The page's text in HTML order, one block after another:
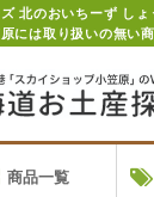
には取り扱いの無い
商品一覧